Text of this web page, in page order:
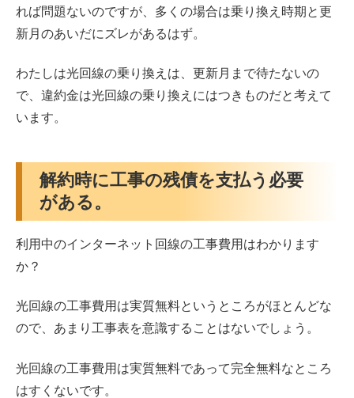
れば問題ないのですが、多くの場合は乗り換え時期と更
新月のあいだにズレがあるはず。
わたしは光回線の乗り換えは、更新月まで待たないの
で、違約金は光回線の乗り換えにはつきものだと考えて
います。
解約時に工事の残債を支払う必要
がある。
利用中のインターネット回線の工事費用はわかります
か？
光回線の工事費用は実質無料というところがほとんどな
ので、あまり工事表を意識することはないでしょう。
光回線の工事費用は実質無料であって完全無料なところ
はすくないです。